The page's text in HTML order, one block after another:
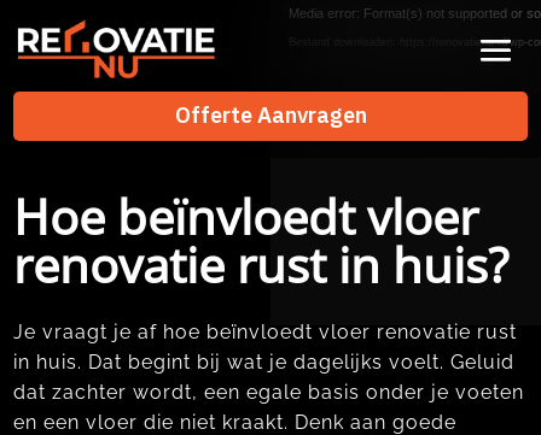
Offerte Aanvragen
Offerte Aanvragen
Media error: Format(s) not supported or
Bestand downloaden: https://renovatienu.nl/wp-
Hoe beïnvloedt vloer
renovatie rust in huis?
Je vraagt je af hoe beïnvloedt vloer renovatie rust
in huis.​ Dat begint bij wat je dagelijks voelt.​ Geluid
dat zachter wordt, een egale basis onder je voeten
en een vloer die niet kraakt.​ Denk aan goede